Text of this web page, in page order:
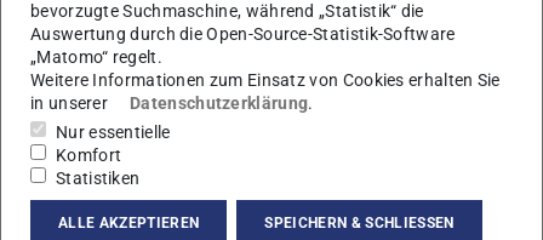
Kontakt
simon.hefner@pkm.tu-...
bevorzugte Suchmaschine, während „Statistik“ die
Auswertung durch die Open-Source-Statistik-Software
„Matomo“ regelt.
Weitere Informationen zum Einsatz von Cookies erhalten Sie
in unserer
Datenschutzerklärung.
Nur essentielle
Komfort
Statistiken
ALLE AKZEPTIEREN SPEICHERN & SCHLIESSEN